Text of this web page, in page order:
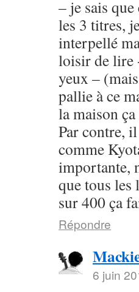
– je sais
les 3 titres,
interpellé
loisir de lire
yeux –
pallie à ce
la maison
Par contre,
comme
importante,
que tous les
sur 400 ça
Répondre
6 juin